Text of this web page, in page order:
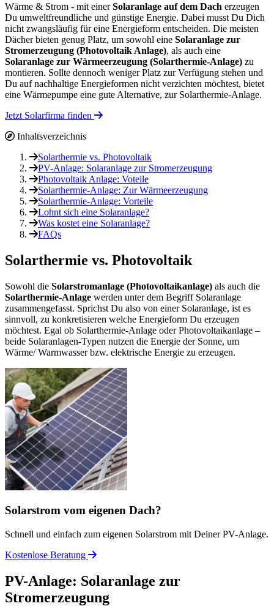
Wärme & Strom - mit einerSolaranlage auf dem Dach erzeugen
Du umweltfreundliche und günstige Energie. Dabei musst Du Dich
nicht zwangsläufig für eine Energieform entscheiden. Die meisten
Dächer bieten genug Platz, um sowohl eine Solaranlage zur
Stromerzeugung (Photovoltaik Anlage), als auch eine
Solaranlage zur Wärmeerzeugung (Solarthermie-Anlage) zu
montieren. Sollte dennoch weniger Platz zur Verfügung stehen und
Du auf nachhaltige Energieformen nicht verzichten möchtest, bietet
eine Wärmepumpe eine gute Alternative, zur Solarthermie-Anlage.
Jetzt Solarfirma finden
Inhaltsverzeichnis
Solarthermie vs. Photovoltaik
PV-Anlage: Solaranlage zur Stromerzeugung
Photovoltaik Anlage: Voteile
Solarthermie-Anlage: Zur Wärmeerzeugung
Solarthermie-Anlage: Vorteile
Lohnt sich eine Solaranlage?
Was kostet eine Solaranlage?
FAQs
Solarthermie vs. Photovoltaik
Sowohl die Solarstromanlage (Photovoltaikanlage) als auch die
Solarthermie-Anlage werden unter dem Begriff Solaranlage
zusammengefasst. Sprichst Du also von einer Solaranlage, ist es
sinnvoll, zu konkretisieren welche Energieform Du erzeugen
möchtest. Egal ob Solarthermie-Anlage oder Photovoltaikanlage –
beide Solaranlagen-Typen nutzen die Energie der Sonne, um
Wärme/ Warmwasser bzw. elektrische Energie zu erzeugen.
Solarstrom vom eigenen Dach?
Schnell und einfach zum eigenen Solarstrom mit Deiner PV-Anlage.
Kostenlose Beratung
PV-Anlage: Solaranlage zur
Stromerzeugung